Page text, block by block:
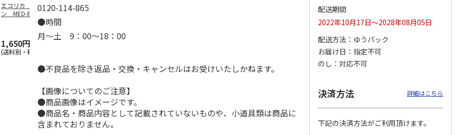
エコリカ エプソ
ン MED-BK対応リ
サイクルインク ブ
1,650円
(送料別・税込)
エコリカ エプソ
ン ＭＵＧ－Ｍ対応
770円
エコリカ エプソ
ン ＩＣ６ＣＬ５０
対応リサイクルイン
4,620円
(送料別・税込)
－Ｌ対応リサイクル
0120-114-865
●時間
月～土 9：00～18：00
●不良品を除き返品・交換・キャンセルはお受けいたしかねます。
【画像についてのご注意】
●商品画像はイメージです。
●商品名・商品内容として記載されていないものや、小道具類は商品に
含まれておりません。
配送期間
2022年10月17日～2028年08月05日
配送方法
ゆうパック
お届け日
指定不可
のし
対応不可
決済方法 詳細はこちら
下記の決済方法がご利用頂けます。